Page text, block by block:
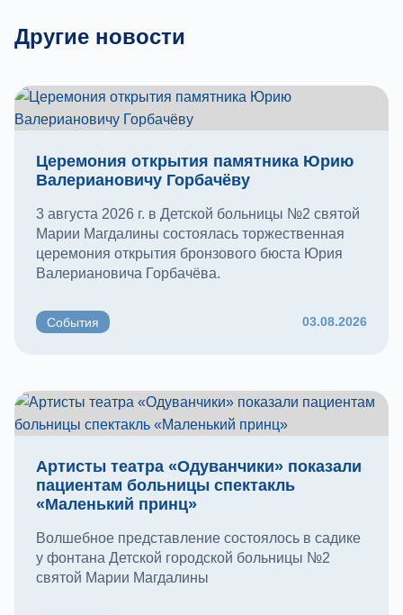
Другие новости
Церемония открытия памятника Юрию
Валериановичу Горбачёву
3 августа 2026 г. в Детской больницы №2 святой
Марии Магдалины состоялась торжественная
церемония открытия бронзового бюста Юрия
Валериановича Горбачёва.
События 03.08.2026
Артисты театра «Одуванчики» показали
пациентам больницы спектакль
«Маленький принц»
Волшебное представление состоялось в садике
у фонтана Детской городской больницы №2
святой Марии Магдалины